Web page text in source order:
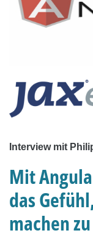
Interview mit
Mit
das
machen